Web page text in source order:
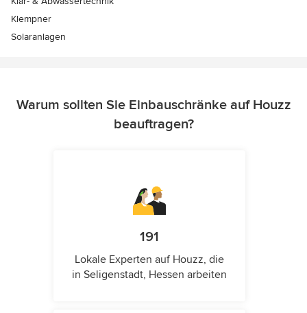
Klempner
Solaranlagen
Warum sollten Sie Einbauschränke auf Houzz
beauftragen?
191
Lokale Experten auf Houzz, die
in Seligenstadt, Hessen arbeiten